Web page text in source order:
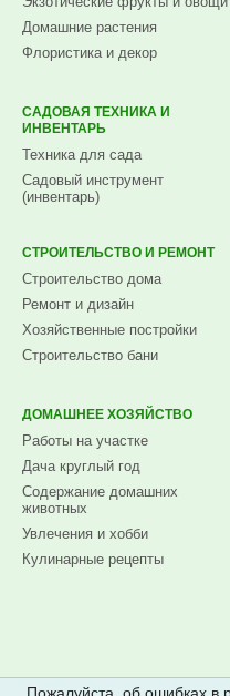
Домашние растения
Флористика и декор
САДОВАЯ ТЕХНИКА И
ИНВЕНТАРЬ
Техника для сада
Садовый инструмент
(инвентарь)
СТРОИТЕЛЬСТВО И РЕМОНТ
Строительство дома
Ремонт и дизайн
Хозяйственные постройки
Строительство бани
ДОМАШНЕЕ ХОЗЯЙСТВО
Работы на участке
Дача круглый год
Содержание домашних
животных
Увлечения и хобби
Кулинарные рецепты